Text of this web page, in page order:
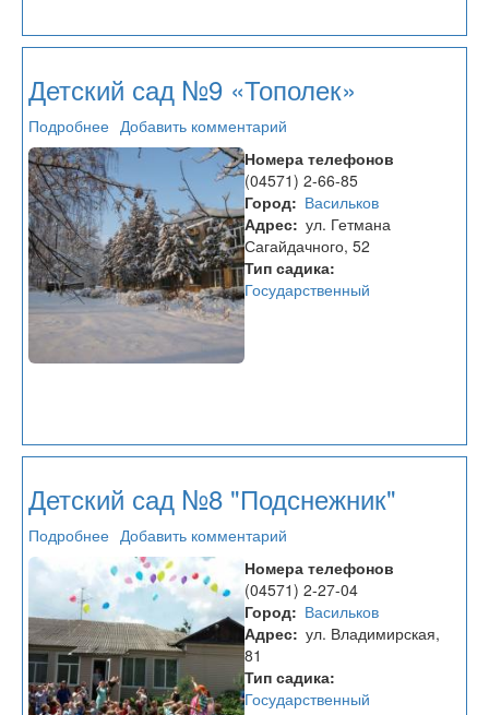
Детский сад №9 «Тополек»
Подробнее
Детский
сад
№9
«Тополек»
Добавить комментарий
Номера телефонов
(04571) 2-66-85
Город
Васильков
Адрес ул. Гетмана
Сагайдачного, 52
Тип садика
Государственный
Детский сад №8 "Подснежник"
Подробнее
Детский
сад
№8
"Подснежник"
Добавить комментарий
Номера телефонов
(04571) 2-27-04
Город
Васильков
Адрес ул. Владимирская,
81
Тип садика
Государственный